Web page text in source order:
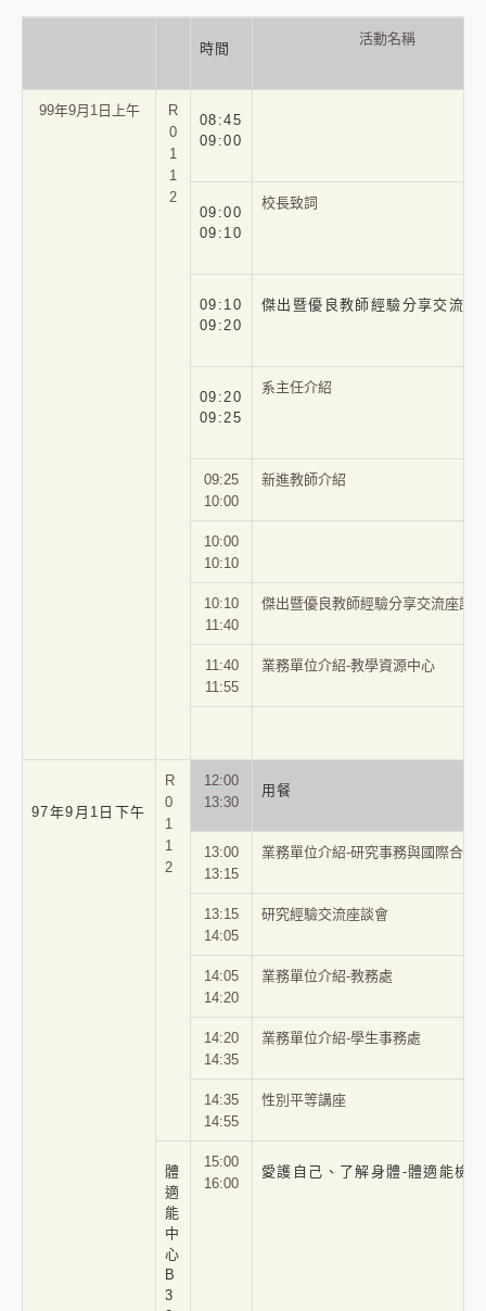
時間
活動名稱
99年9月1日上午
R
0
1
1
2
08:45
09:00
09:00
09:10
校長致詞
09:10
09:20
傑出暨優良教師經驗分享交流座
09 :20
09:25
系主任介紹
09:25
10:00
新進教師介紹
10:00
10:10
10:10
11:40
傑出暨優良教師經驗分享交流座談會
11:40
11:55
業務單位介紹-教學資源中心
97年9月1日下午
R
0
1
1
2
12:00
13:30
用餐
13:00
13:15
業務單位介紹-研究事務與國際合作
13:15
14:05
研究經驗交流座談會
14:05
14:20
業務單位介紹-教務處
14:20
14:35
業務單位介紹-學生事務處
14:35
14:55
性別平等講座
體
適
能
中
心
B
3
15:00
16:00
愛護自己、了解身體-體適能檢測